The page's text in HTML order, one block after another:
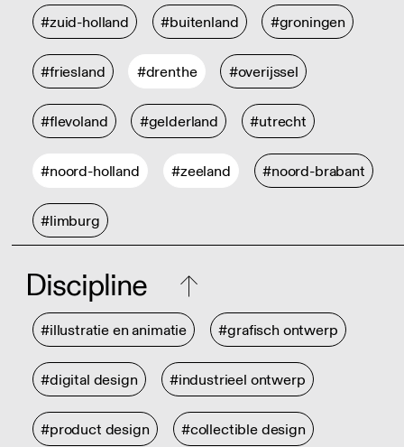
#zuid-holland #buitenland #groningen
#friesland #drenthe #overijssel
#flevoland #gelderland #utrecht
#noord-holland #zeeland #noord-brabant
#limburg
Discipline
#illustratie en animatie #grafisch ontwerp
#digital design #industrieel ontwerp
#product design #collectible design